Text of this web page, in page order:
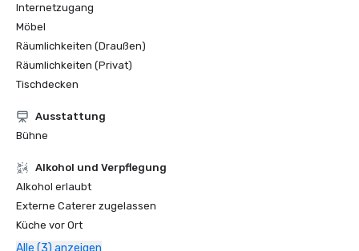
Internetzugang
Möbel
Räumlichkeiten (Draußen)
Räumlichkeiten (Privat)
Tischdecken
Ausstattung
Bühne
‪Alkohol‬ und Verpflegung
‪Alkohol‬ erlaubt
Externe Caterer zugelassen
Küche vor Ort
Alle (3) anzeigen